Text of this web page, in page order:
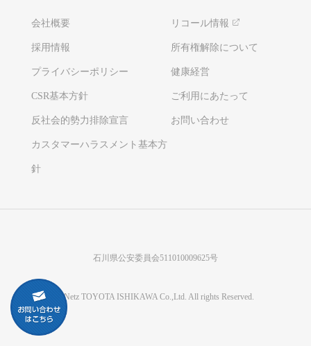
会社概要 リコール情報
採用情報 所有権解除について
プライバシーポリシー 健康経営
CSR基本方針 ご利用にあたって
反社会的勢力排除宣言 お問い合わせ
カスタマーハラスメント基本方
針
石川県公安委員会511010009625号
©Netz TOYOTA ISHIKAWA Co.,Ltd. All rights Reserved.